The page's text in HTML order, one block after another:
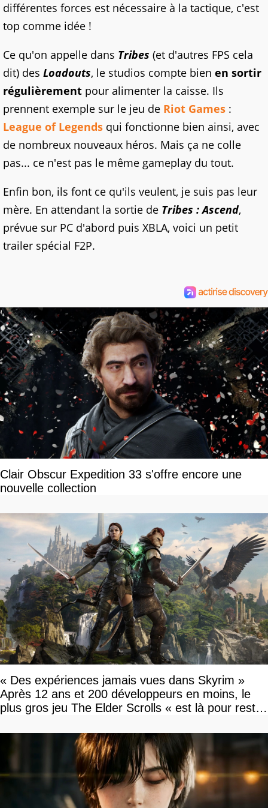
différentes forces est nécessaire à la tactique, c'est
top comme idée !
Ce qu'on appelle dans Tribes (et d'autres FPS cela
dit) des Loadouts, le studios compte bien en sortir
régulièrement pour alimenter la caisse. Ils
prennent exemple sur le jeu de Riot Games :
League of Legends qui fonctionne bien ainsi, avec
de nombreux nouveaux héros. Mais ça ne colle
pas... ce n'est pas le même gameplay du tout.
Enfin bon, ils font ce qu'ils veulent, je suis pas leur
mère. En attendant la sortie de Tribes : Ascend,
prévue sur PC d'abord puis XBLA, voici un petit
trailer spécial F2P.
Clair Obscur Expedition 33 s'offre encore une
nouvelle collection
« Des expériences jamais vues dans Skyrim »
Après 12 ans et 200 développeurs en moins, le
plus gros jeu The Elder Scrolls « est là pour rester